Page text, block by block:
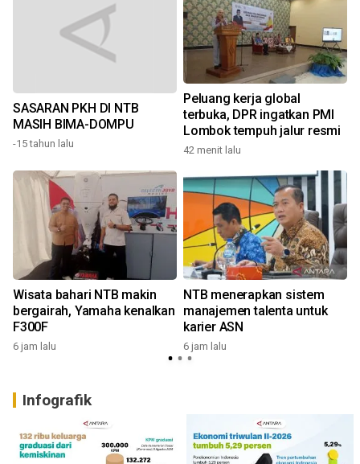
SASARAN PKH DI NTB
MASIH BIMA-DOMPU
-15 tahun lalu
Peluang kerja global
terbuka, DPR ingatkan PMI
Lombok tempuh jalur resmi
42 menit lalu
Wisata bahari NTB makin
bergairah, Yamaha kenalkan
F300F
6 jam lalu
NTB menerapkan sistem
manajemen talenta untuk
karier ASN
6 jam lalu
Infografik